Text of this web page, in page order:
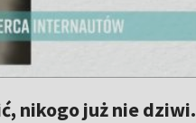
nikogo już nie dziwi.